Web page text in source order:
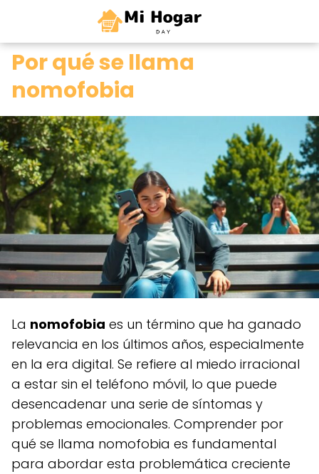
0
Por qué se llama
nomofobia
La nomofobia es un término que ha ganado
relevancia en los últimos años, especialmente
en la era digital. Se refiere al miedo irracional
a estar sin el teléfono móvil, lo que puede
desencadenar una serie de síntomas y
problemas emocionales. Comprender por
qué se llama nomofobia es fundamental
para abordar esta problemática creciente